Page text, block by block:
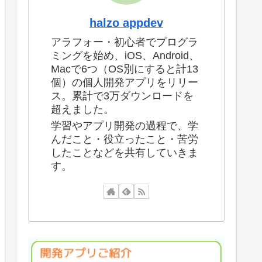
halzo appdev
アラフォー・初心者でプログラ
ミングを始め、iOS、Android、
Macで6つ（OS別にすると計13
個）の個人開発アプリをリリー
ス。累計で3万ダウンロードを
超えました。
学習やアプリ開発の過程で、学
んだこと・役立ったこと・苦労
したことなどを共有していきま
す。